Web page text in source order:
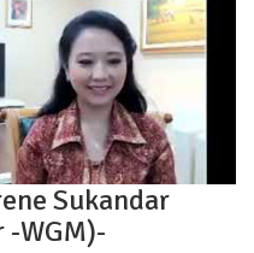
Sukandar
-WGM)-